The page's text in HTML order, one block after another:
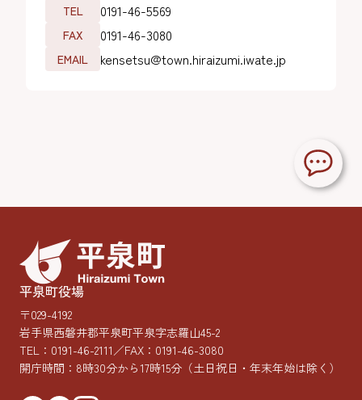
TEL
0191-46-5569
FAX 0191-46-3080
EMAIL kensetsu@town.hiraizumi.iwate.jp
平泉町役場
〒029-4192
岩手県西磐井郡平泉町平泉字志羅山45-2
TEL： 0191-46-2111／FAX：0191-46-3080
開庁時間：8時30分から17時15分 （土日祝日・年末年始は除く）